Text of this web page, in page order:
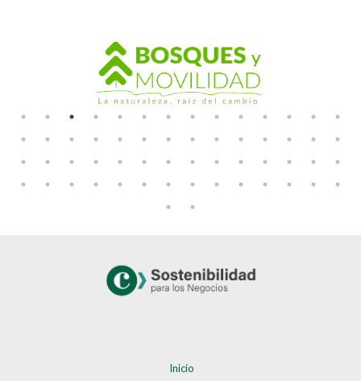
Inicio